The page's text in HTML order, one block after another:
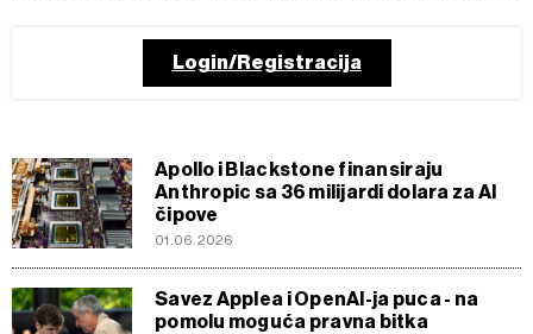
Login/Registracija
Apollo i Blackstone finansiraju
Anthropic sa 36 milijardi dolara za AI
čipove
01.06.2026
Savez Applea i OpenAI-ja puca - na
pomolu moguća pravna bitka